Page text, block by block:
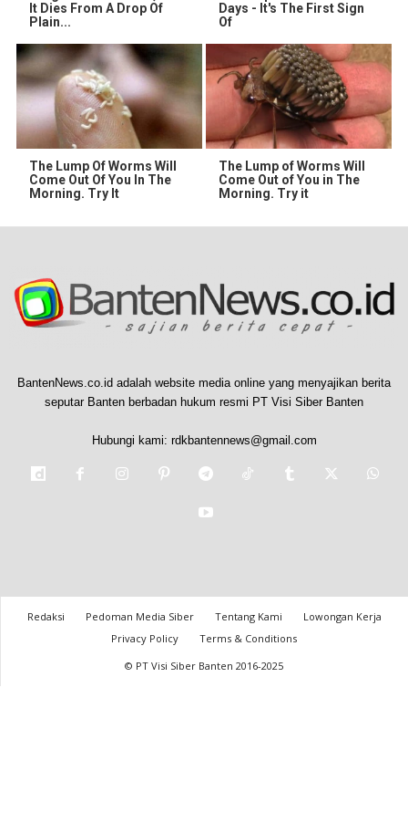
It Dies From A Drop Of
Plain...
Days - It's The First Sign
Of
The Lump Of Worms Will
Come Out Of You In The
Morning. Try It
The Lump of Worms Will
Come Out of You in The
Morning. Try it
BantenNews.co.id adalah website media online yang menyajikan berita
seputar Banten berbadan hukum resmi PT Visi Siber Banten
Hubungi kami: rdkbantennews@gmail.com
Redaksi Pedoman Media Siber Tentang Kami
Lowongan Kerja
Privacy Policy
Terms & Conditions
© PT Visi Siber Banten 2016-2025